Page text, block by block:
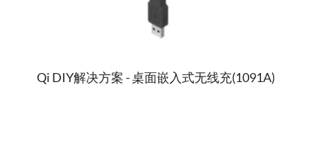
Qi DIY解决方案 - 桌面嵌入式无线充(1091A)